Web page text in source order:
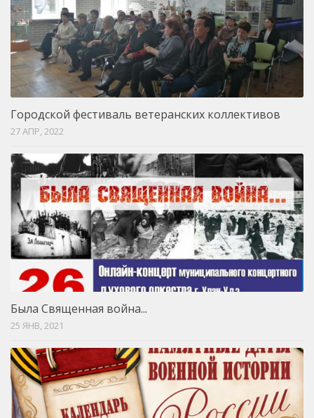
Городской фестиваль ветеранских коллективов
27 АПР, 2022
Была Священная война...
25 ЯНВ, 2021